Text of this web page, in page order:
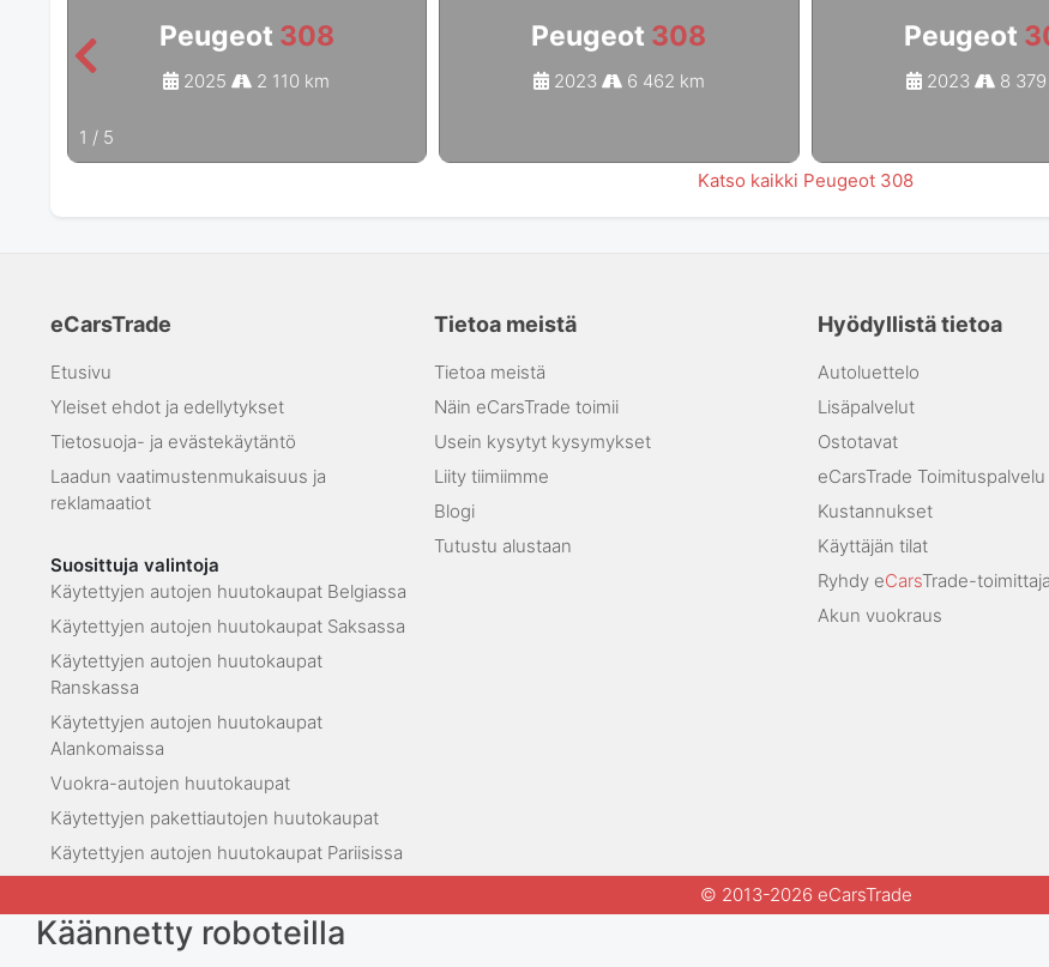
Peugeot 308
2025 2 110 km
Peugeot 308
2023 6 462 km
Peugeot
2023 8 379
1 / 5
Katso kaikki Peugeot 308
eCarsTrade
Etusivu
Yleiset ehdot ja edellytykset
Tietosuoja- ja evästekäytäntö
Laadun vaatimustenmukaisuus ja
reklamaatiot
Suosittuja valintoja
Käytettyjen autojen huutokaupat Belgiassa
Käytettyjen autojen huutokaupat Saksassa
Käytettyjen autojen huutokaupat
Ranskassa
Käytettyjen autojen huutokaupat
Alankomaissa
Vuokra-autojen huutokaupat
Käytettyjen pakettiautojen huutokaupat
Käytettyjen autojen huutokaupat Pariisissa
Tietoa meistä
Tietoa meistä
Näin eCarsTrade toimii
Usein kysytyt kysymykset
Liity tiimiimme
Blogi
Tutustu alustaan
Hyödyllistä tietoa
Autoluettelo
Lisäpalvelut
Ostotavat
eCarsTrade Toimituspalvelu
Kustannukset
Käyttäjän tilat
Ryhdy eCarsTrade-
Akun vuokraus
© 2013-2026 eCarsTrade
Käännetty roboteilla